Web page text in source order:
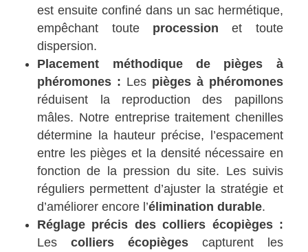
est ensuite confiné dans un sac hermétique,
empêchant toute procession et toute
dispersion.
Placement méthodique de pièges à
phéromones : Les pièges à phéromones
réduisent la reproduction des papillons
mâles. Notre entreprise traitement chenilles
détermine la hauteur précise, l’espacement
entre les pièges et la densité nécessaire en
fonction de la pression du site. Les suivis
réguliers permettent d’ajuster la stratégie et
d’améliorer encore l’élimination durable.
Réglage précis des colliers écopièges :
Lescolliers écopièges capturent les